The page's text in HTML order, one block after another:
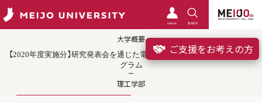
meimo SEARCH
ご支援をお考えの方
大学概要
【2020年度実施分】研究発表会を通じた電気電子工学エンジニア育成プロ
グラム
理工学部